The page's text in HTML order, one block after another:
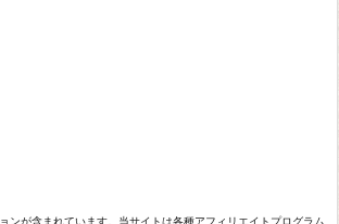
ンが含まれています。当サイトは各種アフィリエイトプログラム